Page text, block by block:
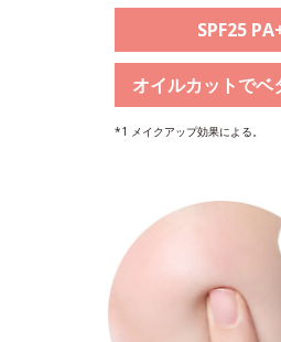
SPF25
オイルカットでベ
*1 メイクアップ効果による。